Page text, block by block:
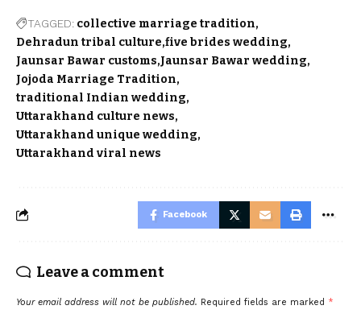
TAGGED: collective marriage tradition
Dehradun tribal culture five brides wedding
Jaunsar Bawar customs Jaunsar Bawar wedding
Jojoda Marriage Tradition
traditional Indian wedding
Uttarakhand culture news
Uttarakhand unique wedding
Uttarakhand viral news
Facebook
Leave a comment
Your email address will not be published. Required fields are marked *